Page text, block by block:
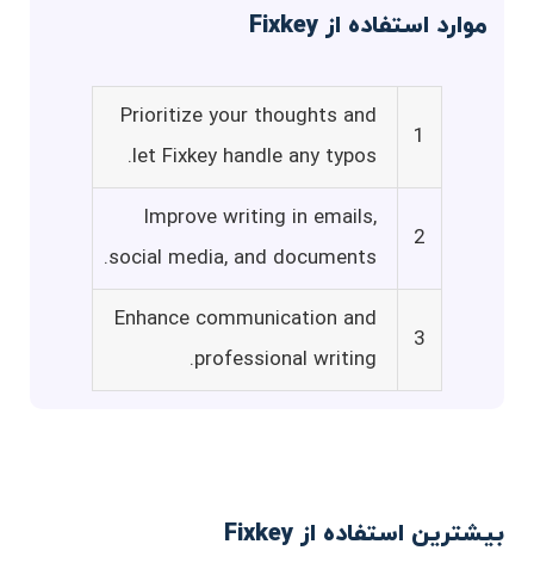
موارد استفاده از Fixkey
1
Prioritize your thoughts and
let Fixkey handle any typos.
2
Improve writing in emails,
social media, and documents.
3
Enhance communication and
professional writing.
بیشترین استفاده از Fixkey